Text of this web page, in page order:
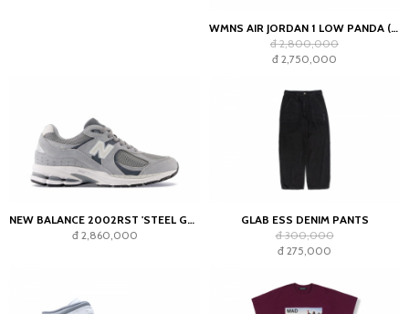
WMNS AIR JORDAN 1 LOW PANDA (2023)
đ 2,800,000
đ 2,750,000
NEW BALANCE 2002RST 'STEEL GREY'
đ 2,860,000
GLAB ESS DENIM PANTS
đ 300,000
đ 275,000